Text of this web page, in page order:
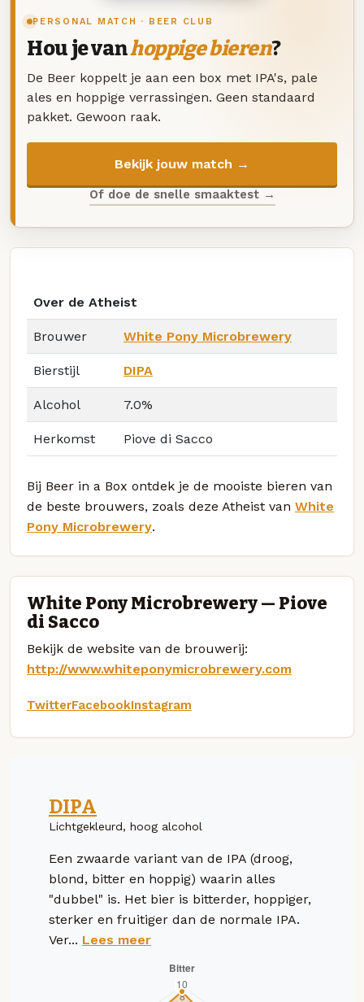
PERSONAL MATCH · BEER CLUB
Hou je vanhoppige bieren?
De Beer koppelt je aan een box met IPA's, pale
ales en hoppige verrassingen. Geen standaard
pakket. Gewoon raak.
Bekijk jouw match →
Of doe de snelle smaaktest →
Over de Atheist
Brouwer White Pony Microbrewery
Bierstijl DIPA
Alcohol 7.0%
Herkomst Piove di Sacco
Bij Beer in a Box ontdek je de mooiste bieren van
de beste brouwers, zoals deze Atheist van White
Pony Microbrewery.
White Pony Microbrewery — Piove
di Sacco
Bekijk de website van de brouwerij:
http://www.whiteponymicrobrewery.com
TwitterFacebookInstagram
DIPA
Lichtgekleurd, hoog alcohol
Een zwaarde variant van de IPA (droog,
blond, bitter en hoppig) waarin alles
"dubbel" is. Het bier is bitterder, hoppiger,
sterker en fruitiger dan de normale IPA.
Ver... Lees meer